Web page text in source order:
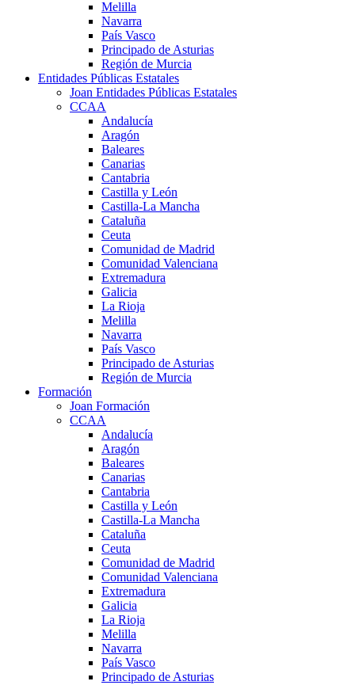
Melilla
Navarra
País Vasco
Principado de Asturias
Región de Murcia
Entidades Públicas Estatales
Joan Entidades Públicas Estatales
CCAA
Andalucía
Aragón
Baleares
Canarias
Cantabria
Castilla y León
Castilla-La Mancha
Cataluña
Ceuta
Comunidad de Madrid
Comunidad Valenciana
Extremadura
Galicia
La Rioja
Melilla
Navarra
País Vasco
Principado de Asturias
Región de Murcia
Formación
Joan Formación
CCAA
Andalucía
Aragón
Baleares
Canarias
Cantabria
Castilla y León
Castilla-La Mancha
Cataluña
Ceuta
Comunidad de Madrid
Comunidad Valenciana
Extremadura
Galicia
La Rioja
Melilla
Navarra
País Vasco
Principado de Asturias